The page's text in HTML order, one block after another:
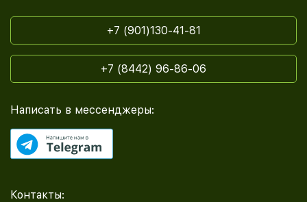
+7 (901)130-41-81
+7 (8442) 96-86-06
Написать в мессенджеры:
Контакты: